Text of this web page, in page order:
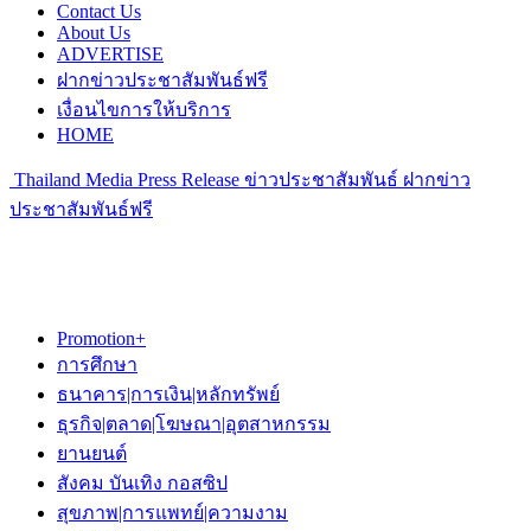
Contact Us
About Us
ADVERTISE
ฝากข่าวประชาสัมพันธ์ฟรี
เงื่อนไขการให้บริการ
HOME
Thailand Media Press Release ข่าวประชาสัมพันธ์ ฝากข่าว
ประชาสัมพันธ์ฟรี
Promotion+
การศึกษา
ธนาคาร|การเงิน|หลักทรัพย์
ธุรกิจ|ตลาด|โฆษณา|อุตสาหกรรม
ยานยนต์
สังคม บันเทิง กอสซิป
สุขภาพ|การแพทย์|ความงาม